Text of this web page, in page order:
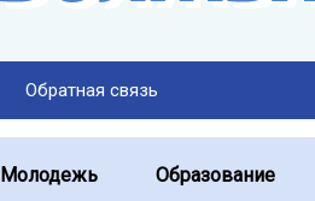
Обратная связь
Молодежь Образование